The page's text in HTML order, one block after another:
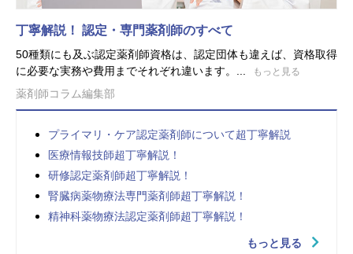
丁寧解説！ 認定・専門薬剤師のすべて
50種類にも及ぶ認定薬剤師資格は、認定団体も違えば、資格取得
に必要な実務や費用までそれぞれ違います。...
もっと見る
薬剤師コラム編集部
プライマリ・ケア認定薬剤師について超丁寧解説
医療情報技師超丁寧解説！
研修認定薬剤師超丁寧解説！
腎臓病薬物療法専門薬剤師超丁寧解説！
精神科薬物療法認定薬剤師超丁寧解説！
もっと見る